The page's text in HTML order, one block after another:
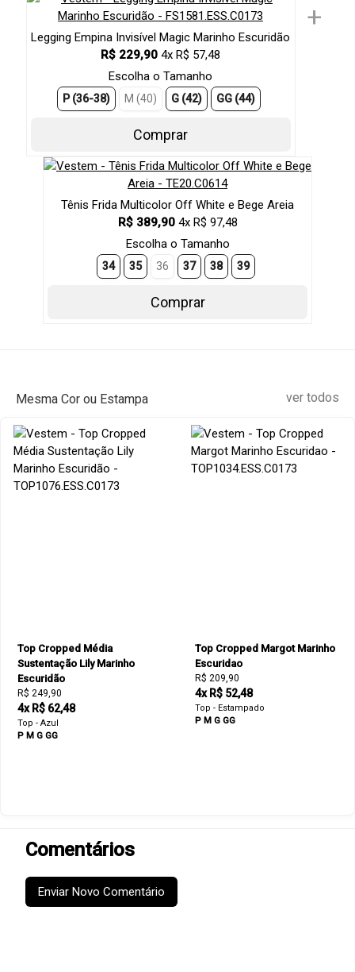
Legging Empina Invisível Magic Marinho Escuridão
R$ 229,90 4x R$ 57,48
Escolha o Tamanho
P (36-38) M (40) G (42) GG (44)
Comprar
+
Tênis Frida Multicolor Off White e Bege Areia
R$ 389,90 4x R$ 97,48
Escolha o Tamanho
34 35 36 37 38 39
Comprar
Mesma Cor ou Estampa ver todos
Top Cropped Média
Sustentação Lily Marinho
Escuridão
R$ 249,90
4x R$ 62,48
Top - Azul
P M G GG
Top Cropped Margot Marinho
Escuridao
R$ 209,90
4x R$ 52,48
Top - Estampado
P M G GG
Comentários
Enviar Novo Comentário